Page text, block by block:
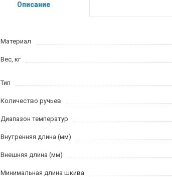
Описание
Материал
Вес, кг
Тип
Количество ручьев
Диапазон температур
Внутренняя длина (мм)
Внешняя длина (мм)
Минимальная длина шкива